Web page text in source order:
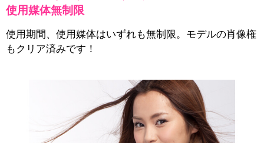
使用媒体無制限
使用期間、使用媒体はいずれも無制限。モデルの肖像権
もクリア済みです！